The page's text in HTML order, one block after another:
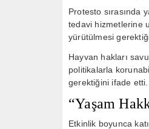
Protesto sırasında
tedavi hizmetlerine
yürütülmesi
Hayvan hakları
politikalarla
gerektiğini ifade etti.
“Yaşam
Etkinlik boyunca